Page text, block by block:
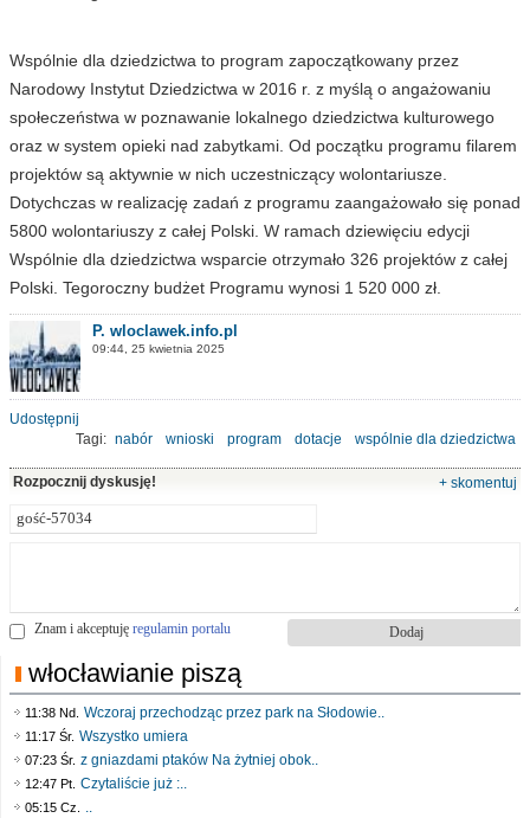
Wspólnie dla dziedzictwa to program zapoczątkowany przez
Narodowy Instytut Dziedzictwa w 2016 r. z myślą o angażowaniu
społeczeństwa w poznawanie lokalnego dziedzictwa kulturowego
oraz w system opieki nad zabytkami. Od początku programu filarem
projektów są aktywnie w nich uczestniczący wolontariusze.
Dotychczas w realizację zadań z programu zaangażowało się ponad
5800 wolontariuszy z całej Polski. W ramach dziewięciu edycji
Wspólnie dla dziedzictwa wsparcie otrzymało 326 projektów z całej
Polski. Tegoroczny budżet Programu wynosi 1 520 000 zł.
P. wloclawek.info.pl
09:44, 25 kwietnia 2025
Udostępnij
Tagi: nabór wnioski program dotacje
wspólnie dla dziedzictwa
zabytki
Rozpocznij dyskusję!
+ skomentuj
Znam i akceptuję regulamin portalu
włocławianie piszą
11:38 Nd. Wczoraj przechodząc przez park na Słodowie..
11:17 Śr. Wszystko umiera
07:23 Śr. z gniazdami ptaków Na żytniej obok..
12:47 Pt. Czytaliście już :..
05:15 Cz. ..